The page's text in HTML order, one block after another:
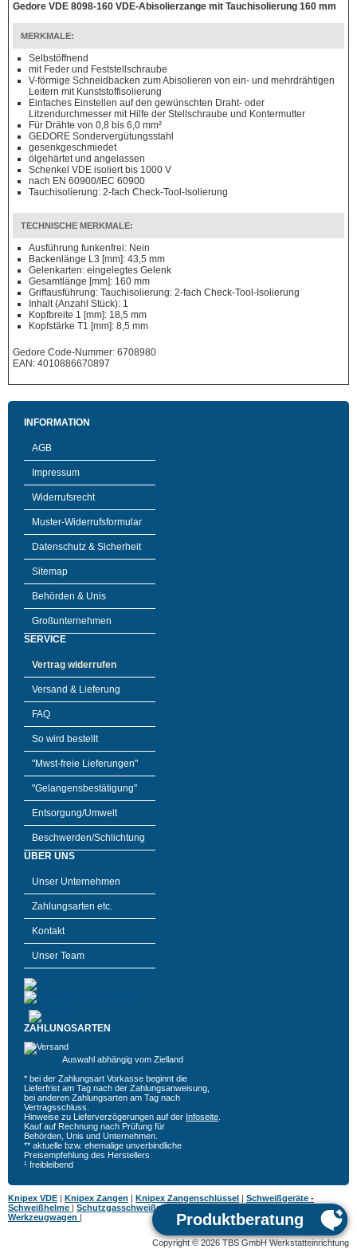
Gedore VDE 8098-160 VDE-Abisolierzange mit Tauchisolierung 160 mm
MERKMALE:
Selbstöffnend
mit Feder und Feststellschraube
V-förmige Schneidbacken zum Abisolieren von ein- und mehrdrähtigen
Leitern mit Kunststoffisolierung
Einfaches Einstellen auf den gewünschten Draht- oder
Litzendurchmesser mit Hilfe der Stellschraube und Kontermutter
Für Drähte von 0,8 bis 6,0 mm²
GEDORE Sondervergütungsstahl
gesenkgeschmiedet
ölgehärtet und angelassen
Schenkel VDE isoliert bis 1000 V
nach EN 60900/IEC 60900
Tauchisolierung: 2-fach Check-Tool-Isolierung
TECHNISCHE MERKMALE:
Ausführung funkenfrei: Nein
Backenlänge L3 [mm]: 43,5 mm
Gelenkarten: eingelegtes Gelenk
Gesamtlänge [mm]: 160 mm
Griffausführung: Tauchisolierung: 2-fach Check-Tool-Isolierung
Inhalt (Anzahl Stück): 1
Kopfbreite 1 [mm]: 18,5 mm
Kopfstärke T1 [mm]: 8,5 mm
Gedore Code-Nummer: 6708980
EAN: 4010886670897
INFORMATION
AGB
Impressum
Widerrufsrecht
Muster-Widerrufsformular
Datenschutz & Sicherheit
Sitemap
Behörden & Unis
Großunternehmen
SERVICE
Vertrag widerrufen
Versand & Lieferung
FAQ
So wird bestellt
"Mwst-freie Lieferungen"
"Gelangensbestätigung"
Entsorgung/Umwelt
Beschwerden/Schlichtung
ÜBER UNS
Unser Unternehmen
Zahlungsarten etc.
Kontakt
Unser Team
ZAHLUNGSARTEN
Auswahl abhängig vom Zielland
* bei der Zahlungsart Vorkasse beginnt die
Lieferfrist am Tag nach der Zahlungsanweisung,
bei anderen Zahlungsarten am Tag nach
Vertragsschluss.
Hinweise zu Lieferverzögerungen auf der Infoseite
Kauf auf Rechnung nach Prüfung für
Behörden, Unis und Unternehmen.
** aktuelle bzw. ehemalige unverbindliche
Preisempfehlung des Herstellers
¹ freibleibend
Knipex VDE | Knipex Zangen | Knipex Zangenschlüssel | Schweißgeräte -
Schweißhelme | Schutzgasschweißgeräte
Werkzeugwagen |
Copyright © 2026 TBS GmbH Werkstatteinrichtung